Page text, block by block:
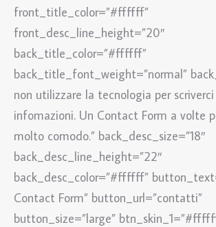
front_title_color=”#ffffff”
front_desc_line_height=”20″
back_title_color=”#ffffff”
back_title_font_weight=”normal”
non utilizzare la tecnologia per
infomazioni. Un Contact Form a volte
molto comodo.” back_desc_size=”18″
back_desc_line_height=”22″
back_desc_color=”#ffffff”
Contact Form” button_url=”contatti”
button_size=”large”